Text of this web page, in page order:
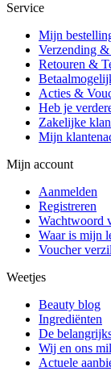
Service
Mijn
Verzending
Retouren &
Acties &
Heb je
Zakelijke
Mijn
Mijn account
Aanmelden
Registreren
Wachtwoord
Waar is mijn
Voucher
Weetjes
Beauty blog
Ingrediënten
De
Wij en ons
Actuele